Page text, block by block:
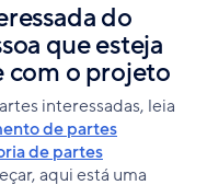
do
que esteja
o projeto
interessadas, leia
de partes
de partes
aqui está uma